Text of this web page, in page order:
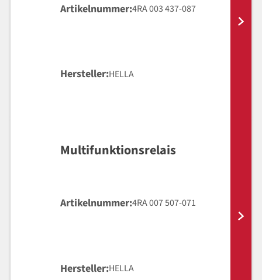
Artikelnummer 4RA 003 437-087
Hersteller HELLA
Multifunktionsrelais
Artikelnummer 4RA 007 507-071
Hersteller HELLA